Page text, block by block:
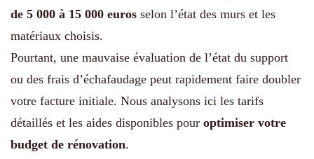
de 5 000 à 15 000 euros selon l’état des murs et les
matériaux choisis.
Pourtant, une mauvaise évaluation de l’état du support
ou des frais d’échafaudage peut rapidement faire doubler
votre facture initiale. Nous analysons ici les tarifs
détaillés et les aides disponibles pour optimiser votre
budget de rénovation.